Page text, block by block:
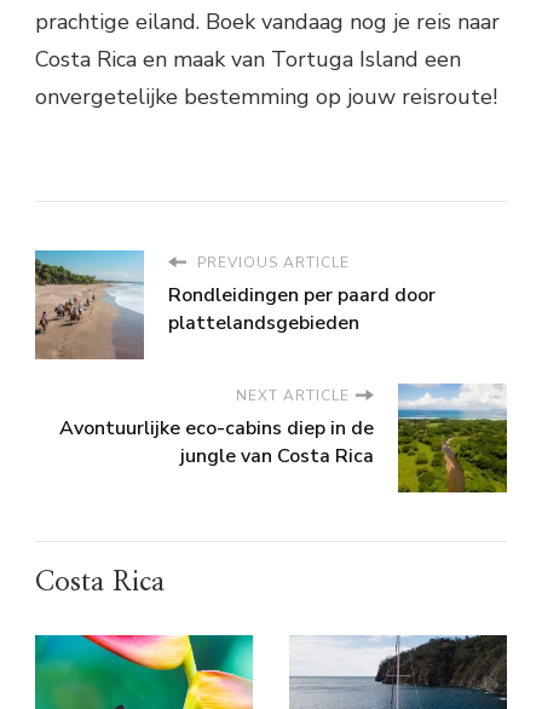
prachtige eiland. Boek vandaag nog je reis naar
Costa Rica en maak van Tortuga Island een
onvergetelijke bestemming op jouw reisroute!
PREVIOUS ARTICLE
Rondleidingen per paard door
plattelandsgebieden
NEXT ARTICLE
Avontuurlijke eco-cabins diep in de
jungle van Costa Rica
Costa Rica